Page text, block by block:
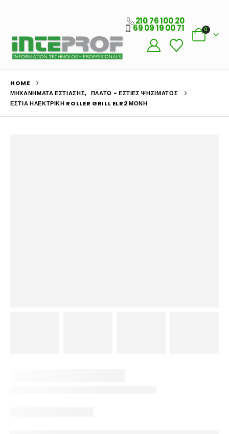
210 76 100 20
69 09 19 00 71 0
HOME
ΜΗΧΑΝΉΜΑΤΑ ΕΣΤΊΑΣΗΣ, ΠΛΑΤΏ - ΕΣΤΊΕΣ ΨΗΣΊΜΑΤΟΣ
ΕΣΤΊΑ ΗΛΕΚΤΡΙΚΉ ROLLER GRILL ELR2 ΜΟΝΉ